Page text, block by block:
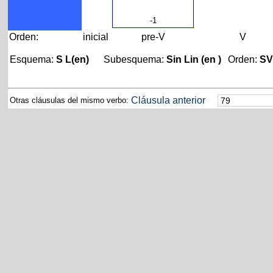
-1
Orden: inicial pre-V V
Esquema: S L(en) Subesquema:Sin Lin (en ) Orden:
Otras cláusulas del mismo verbo: Cláusula anterior